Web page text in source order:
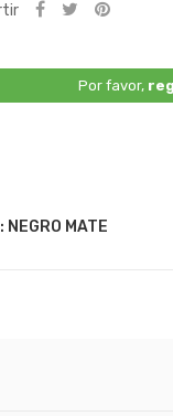
Por favor,
NEGRO MATE